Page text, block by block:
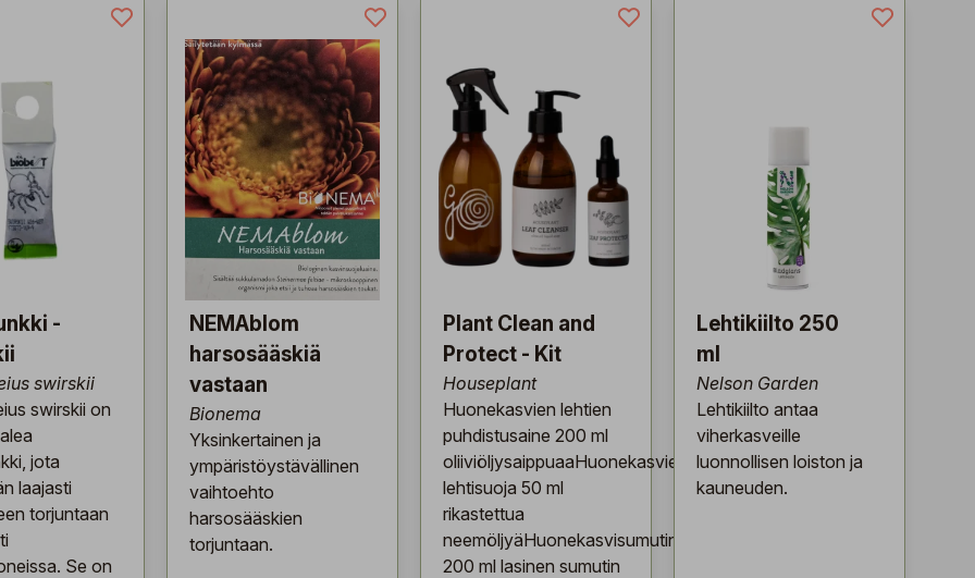
-
swirskii
swirskii on
jota
laajasti
torjuntaan
Se on
NEMAblom
harsosääskiä
vastaan
Bionema
Yksinkertainen ja
ympäristöystävällinen
vaihtoehto
harsosääskien
torjuntaan.
Plant Clean and
Protect - Kit
Houseplant
Huonekasvien lehtien
puhdistusaine 200 ml
oliiviöljysaippuaaHuonekasvien
lehtisuoja 50 ml
rikastettua
neemöljyäHuonekasvisumutin
200 ml lasinen sumutin
Lehtikiilto 250
ml
Nelson Garden
Lehtikiilto antaa
viherkasveille
luonnollisen loiston ja
kauneuden.